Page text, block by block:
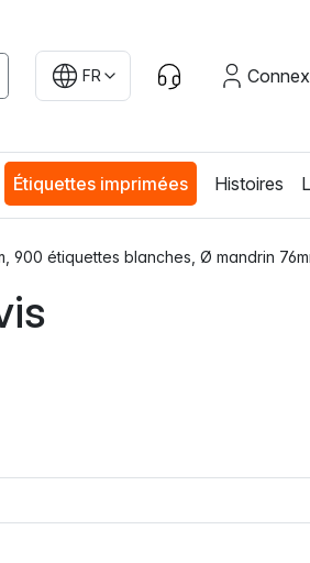
FR
Étiquettes imprimées Histoires
900 étiquettes blanches, Ø mandrin